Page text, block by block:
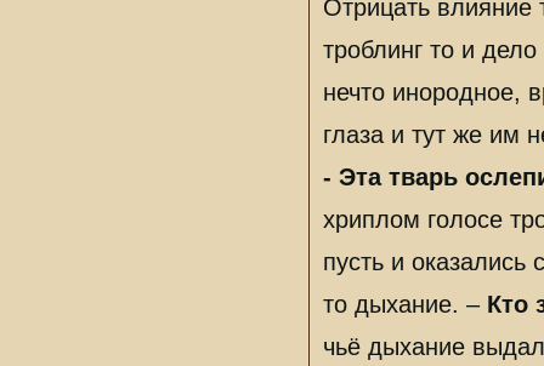
Отрицать
троблинг то и
нечто инородное,
глаза и тут же им
- Эта тварь
хриплом голосе
пусть и
то дыхание. –Кто
чьё дыхание